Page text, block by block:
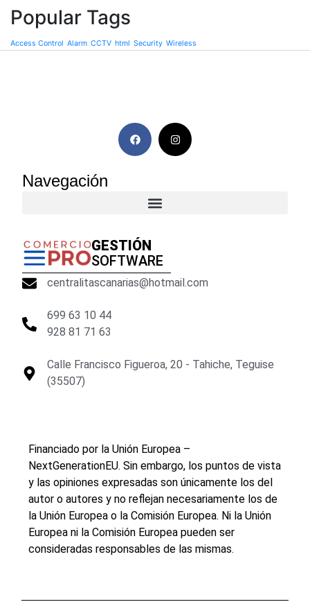
Popular Tags
Access Control Alarm CCTV html Security Wireless
Navegación
GESTIÓN
SOFTWARE
centralitascanarias@hotmail.com
699 63 10 44
928 81 71 63
Calle Francisco Figueroa, 20 - Tahiche, Teguise
(35507)
Financiado por la Unión Europea –
NextGenerationEU. Sin embargo, los puntos de vista
y las opiniones expresadas son únicamente los del
autor o autores y no reflejan necesariamente los de
la Unión Europea o la Comisión Europea. Ni la Unión
Europea ni la Comisión Europea pueden ser
consideradas responsables de las mismas.